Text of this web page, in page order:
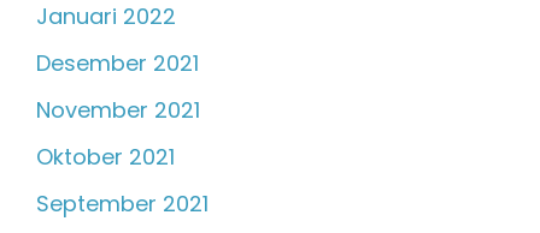
Januari 2022
Desember 2021
November 2021
Oktober 2021
September 2021